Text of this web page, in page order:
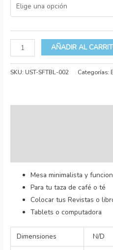
AÑADIR AL
SKU: UST-SFTBL-002 Categorías:
Mesa minimalista y
Para tu taza de café o té
Colocar tus Revistas o
Tablets o computadora
Dimensiones N/D